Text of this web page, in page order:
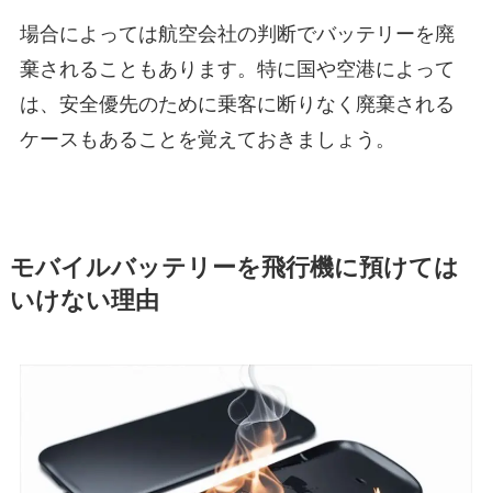
場合によっては航空会社の判断でバッテリーを廃
棄されることもあります。特に国や空港によって
は、安全優先のために乗客に断りなく廃棄される
ケースもあることを覚えておきましょう。
モバイルバッテリーを飛行機に預けては
いけない理由